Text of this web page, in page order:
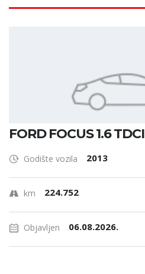
FORD FOCUS 1.6 TDCI
Godište vozila 2013
km 224.752
Objavljen 06.08.2026.